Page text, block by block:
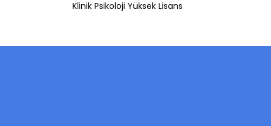
Klinik Psikoloji Yüksek Lisans